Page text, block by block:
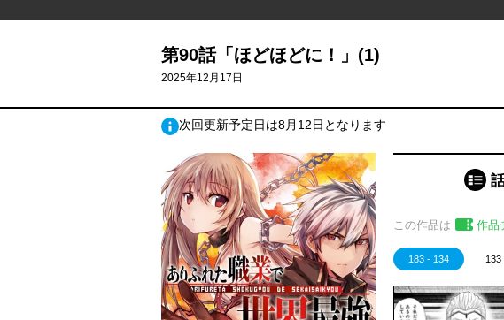
第90話「ほどほどに！」(1)
2025年12月17日
次回更新予定日は8月12日となります
この作品は 作品
183 - 134 133